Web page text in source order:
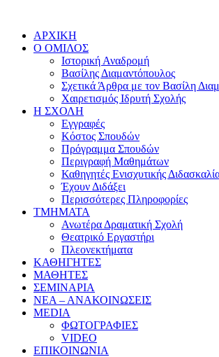
ΑΡΧΙΚΗ
Ο ΟΜΙΛΟΣ
Ιστορική Αναδρομή
Βασίλης Διαμαντόπουλος
Σχετικά Άρθρα με τον Βασίλη
Χαιρετισμός Ιδρυτή Σχολής
Η ΣΧΟΛΗ
Εγγραφές
Κόστος Σπουδών
Πρόγραμμα Σπουδών
Περιγραφή Μαθημάτων
Καθηγητές Ενισχυτικής
Έχουν Διδάξει
Περισσότερες Πληροφορίες
ΤΜΗΜΑΤΑ
Ανωτέρα Δραματική Σχολή
Θεατρικό Εργαστήρι
Πλεονεκτήματα
ΚΑΘΗΓΗΤΕΣ
ΜΑΘΗΤΕΣ
ΣΕΜΙΝΑΡΙΑ
ΝΕΑ – ΑΝΑΚΟΙΝΩΣΕΙΣ
MEDIA
ΦΩΤΟΓΡΑΦΙΕΣ
VIDEO
ΕΠΙΚΟΙΝΩΝΙΑ